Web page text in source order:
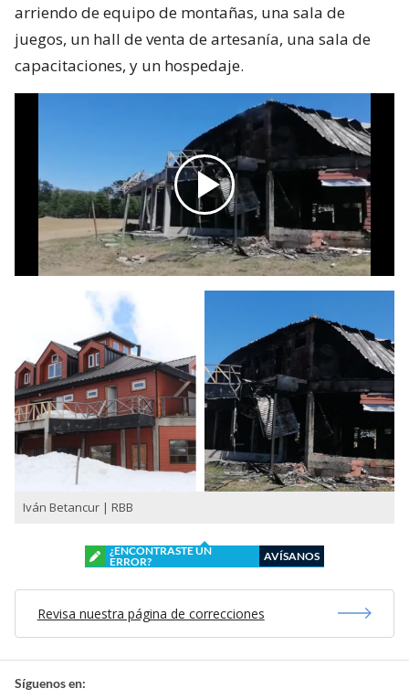
arriendo de equipo de montañas, una sala de
juegos, un hall de venta de artesanía, una sala de
capacitaciones, y un hospedaje.
Iván Betancur | RBB
¿ENCONTRASTE UN
ERROR?
AVÍSANOS
Revisa nuestra página de correcciones
Síguenos en: